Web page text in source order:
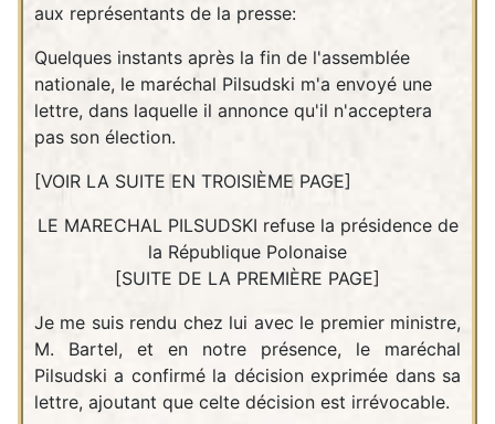
aux représentants de la presse:
Quelques instants après la fin de l'assemblée
nationale, le maréchal Pilsudski m'a envoyé une
lettre, dans laquelle il annonce qu'il n'acceptera
pas son élection.
[VOIR LA SUITE EN TROISIÈME PAGE]
LE MARECHAL PILSUDSKI refuse la présidence de
la République Polonaise
[SUITE DE LA PREMIÈRE PAGE]
Je me suis rendu chez lui avec le premier ministre,
M. Bartel, et en notre présence, le maréchal
Pilsudski a confirmé la décision exprimée dans sa
lettre, ajoutant que celte décision est irrévocable.